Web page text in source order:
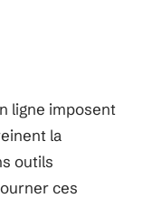
ligne imposent
la
outils
ces